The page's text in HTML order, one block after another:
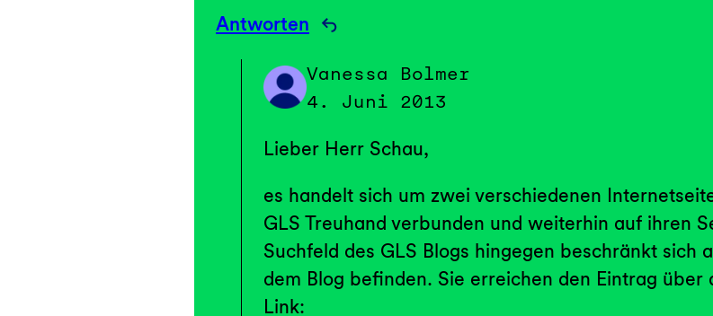
Antworten
Vanessa Bolmer
4. Juni 2013
Lieber Herr Schau,
es handelt sich um zwei verschiedenen
GLS Treuhand verbunden und weiterhin auf ihren
Suchfeld des GLS Blogs hingegen beschränkt sich
dem Blog befinden. Sie erreichen den Eintrag über
Link: